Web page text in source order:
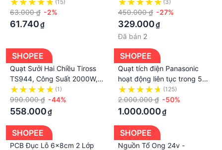
internet vào mạng và tivi
thường không có internet
(15)
63.000 ₫ -2%
61.740₫
Tháng
(3)
450.000 ₫ -27%
329.000₫
Đã bán 2
SHOPEE
Quạt Sưởi Hai Chiều Tiross
TS944, Công Suất 2000W,
Hàng Chính Hãng, Bảo Hành
12 Tháng
(1)
990.000 ₫ -44%
558.000₫
SHOPEE
Quạt tích điện Panasonic
hoạt động liên tục trong 5
đến 16 giờ tùy tốc độ giúp
làm mát hiệu quả cho cả gia
đình bạn
(125)
2.000.000 ₫ -50%
1.000.000₫
SHOPEE
PCB Đục Lỗ 6x8cm 2 Lớp
SHOPEE
Nguồn Tổ Ong 24v -